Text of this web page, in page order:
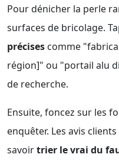
Pour dénicher la perle
surfaces de bricolage.
précises comme
région]" ou "portail alu
de recherche.
Ensuite, foncez sur les
enquêter. Les avis
savoirtrier le vrai du